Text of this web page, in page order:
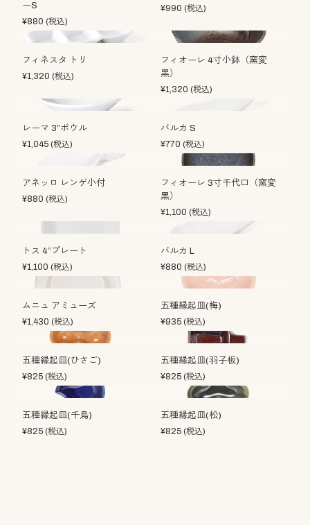
ーS
¥880 (税込)
¥990 (税込)
フィネスタ トリ
¥1,320 (税込)
フィオーレ 4寸小鉢（窯変
黒）
¥1,320 (税込)
レーマ 3”ボウル
¥1,045 (税込)
バルカ S
¥770 (税込)
アネッロ レンゲ小付
¥880 (税込)
フィオーレ 3寸千代口（窯変
黒）
¥1,100 (税込)
トス 4”プレート
¥1,100 (税込)
バルカ L
¥880 (税込)
ムニュ アミューズ
¥1,430 (税込)
五種縁起皿(梅)
¥935 (税込)
五種縁起皿(ひさご)
¥825 (税込)
五種縁起皿(羽子板)
¥825 (税込)
五種縁起皿(千鳥)
¥825 (税込)
五種縁起皿(松)
¥825 (税込)